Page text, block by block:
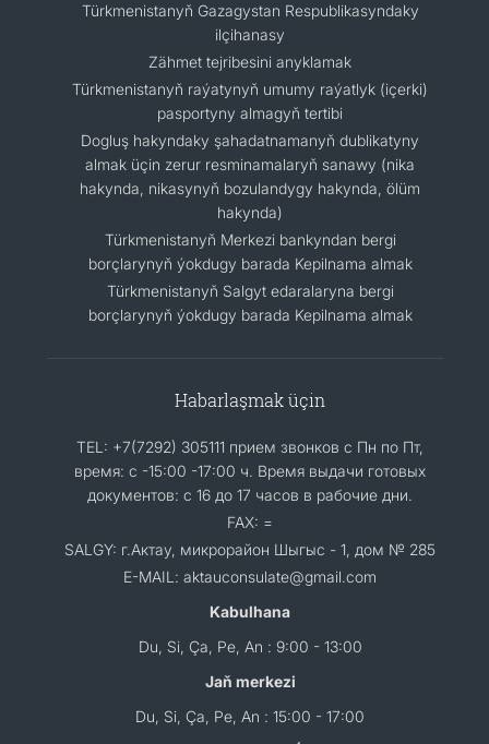
Türkmenistanyň Gazagystan Respublikasyndaky
ilçihanasy
Zähmet tejribesini anyklamak
Türkmenistanyň raýatynyň umumy raýatlyk (içerki)
pasportyny almagyň tertibi
Dogluş hakyndaky şahadatnamanyň dublikatyny
almak üçin zerur resminamalaryň sanawy (nika
hakynda, nikasynyň bozulandygy hakynda, ölüm
hakynda)
Türkmenistanyň Merkezi bankyndan bergi
borçlarynyň ýokdugy barada Kepilnama almak
Türkmenistanyň Salgyt edaralaryna bergi
borçlarynyň ýokdugy barada Kepilnama almak
Habarlaşmak üçin
TEL: +7(7292) 305111 прием звонков с Пн по Пт,
время: с -15:00 -17:00 ч. Время выдачи готовых
документов: с 16 до 17 часов в рабочие дни.
FAX: =
SALGY: г.Актау, микрорайон Шыгыс - 1, дом № 285
E-MAIL: aktauconsulate@gmail.com
Kabulhana
Du, Si, Ça, Pe, An : 9:00 - 13:00
Jaň merkezi
Du, Si, Ça, Pe, An : 15:00 - 17:00